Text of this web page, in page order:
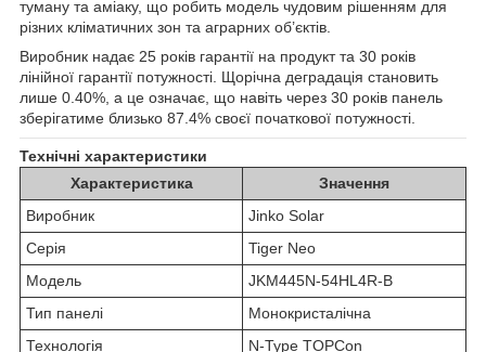
туману та аміаку, що робить модель чудовим рішенням для
різних кліматичних зон та аграрних об’єктів.
Виробник надає 25 років гарантії на продукт та 30 років
лінійної гарантії потужності. Щорічна деградація становить
лише 0.40%, а це означає, що навіть через 30 років панель
зберігатиме близько 87.4% своєї початкової потужності.
Технічні характеристики
Характеристика
Значення
Виробник
Jinko Solar
Серія
Tiger Neo
Модель
JKM445N-54HL4R-B
Тип панелі
Монокристалічна
Технологія
N-Type TOPCon